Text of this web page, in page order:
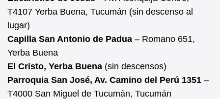
T4107 Yerba Buena, Tucumán (sin descenso al
lugar)
Capilla San Antonio de Padua – Romano 651,
Yerba Buena
El Cristo, Yerba Buena (sin descensos)
Parroquia San José, Av. Camino del Perú 1351 –
T4000 San Miguel de Tucumán, Tucumán